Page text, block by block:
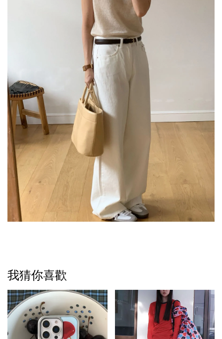
我猜你喜歡